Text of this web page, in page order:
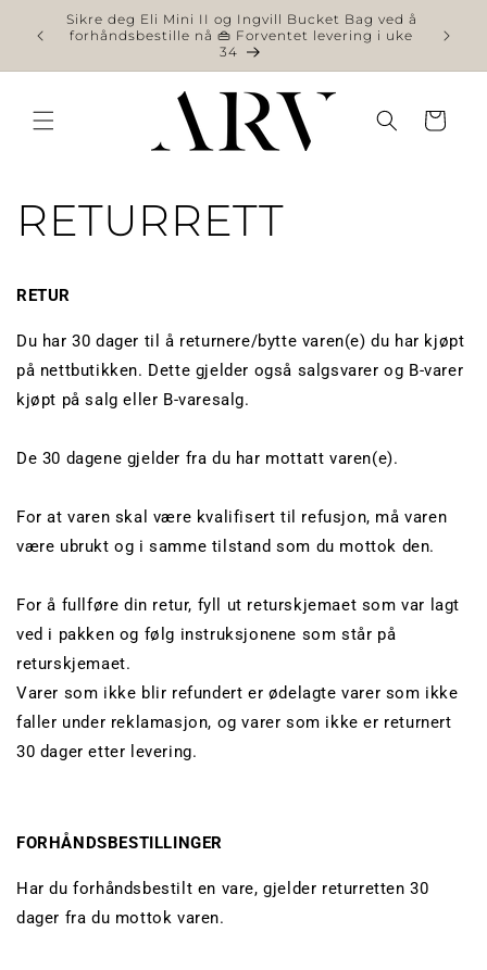
videre
til
Sikre deg Eli Mini II og Ingvill Bucket Bag ved å
forhåndsbestille nå 👜 Forventet levering i uke
34
Handlekurv
RETURRETT
RETUR
Du har 30 dager til å returnere/bytte varen(e) du har kjøpt
på nettbutikken. Dette gjelder også salgsvarer og B-varer
kjøpt på salg eller B-varesalg.
De 30 dagene gjelder fra du har mottatt varen(e).
For at varen skal være kvalifisert til refusjon, må varen
være ubrukt og i samme tilstand som du mottok den.
For å fullføre din retur, fyll ut returskjemaet som var lagt
ved i pakken og følg instruksjonene som står på
returskjemaet.
Varer som ikke blir refundert er ødelagte varer som ikke
faller under reklamasjon, og varer som ikke er returnert
30 dager etter levering.
FORHÅNDSBESTILLINGER
Har du forhåndsbestilt en vare, gjelder returretten 30
dager fra du mottok varen.